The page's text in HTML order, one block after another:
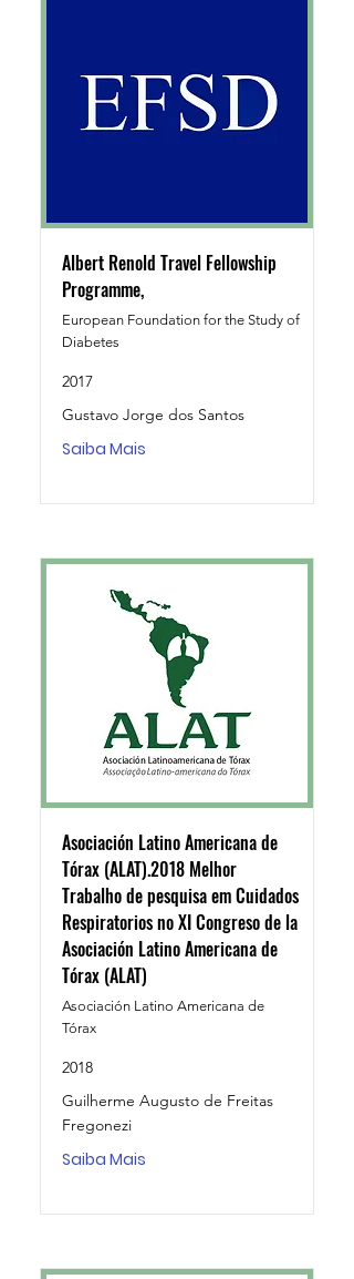
Albert Renold Travel Fellowship
Programme,
European Foundation for the Study of
Diabetes
2017
Gustavo Jorge dos Santos
Saiba Mais
Asociación Latino Americana de
Tórax (ALAT).2018 Melhor
Trabalho de pesquisa em Cuidados
Respiratorios no XI Congreso de la
Asociación Latino Americana de
Tórax (ALAT)
Asociación Latino Americana de
Tórax
2018
Guilherme Augusto de Freitas
Fregonezi
Saiba Mais